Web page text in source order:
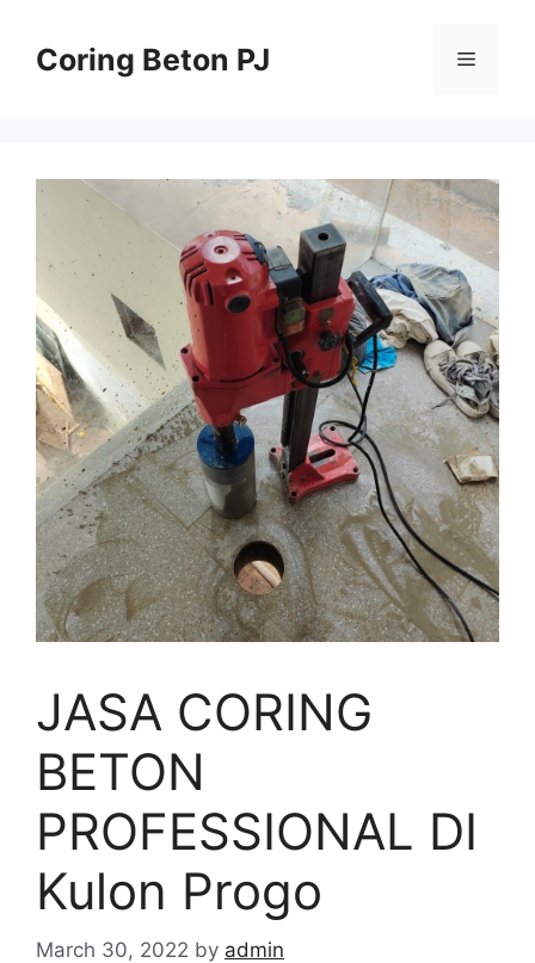
contentCoring Beton PJ Menu
JASA CORING
BETON
PROFESSIONAL DI
Kulon Progo
March 30, 2022 by admin